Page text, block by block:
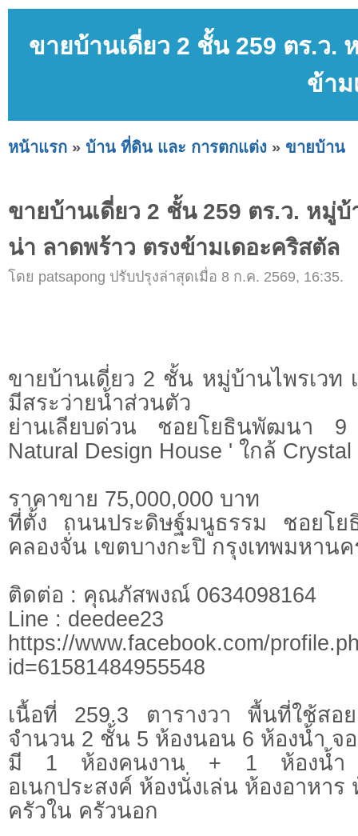
ขายบ้านเดี่ยว 2 ชั้น 259 ตร.ว.
ข้าม
หน้าแรก » บ้าน ที่ดิน และ การตกแต่ง » ขายบ้าน
ขายบ้านเดี่ยว 2 ชั้น 259 ตร.ว. หมู่บ้
น่า ลาดพร้าว ตรงข้ามเดอะคริสตัล
โดย patsapong ปรับปรุงล่าสุดเมื่อ 8 ก.ค. 2569, 16:35.
ขายบ้านเดี่ยว 2 ชั้น หมู่บ้านไพรเวท
มีสระว่ายน้ำส่วนตัว
ย่านเลียบด่วน ชอยโยธินพัฒนา
Natural Design House ' ใกล้ Crystal
ราคาขาย 75,000,000 บาท
ที่ตั้ง ถนนประดิษฐ์มนูธรรม ชอยโ
คลองจั่น เขตบางกะปิ กรุงเทพมหานค
ติดต่อ : คุณภัสพงณ์ 0634098164
Line : deedee23
https://www.facebook.com/
id=61581484955548
เนื้อที่ 259.3 ตารางวา พื้นที่ใช้สอ
จำนวน 2 ชั้น 5 ห้องนอน 6 ห้องน้ำ จ
มี 1 ห้องคนงาน + 1 ห้องน้ำ
อเนกประสงค์ ห้องนั่งเล่น ห้องอาหาร
ครัวใน ครัวนอก